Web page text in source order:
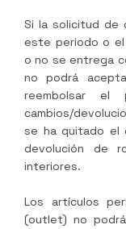
Si la solicitud de
este periodo o
o no se entrega
no podrá
reembolsar
cambios/
se ha quitado el
devolución de
interiores.
Los artículos
(outlet) no